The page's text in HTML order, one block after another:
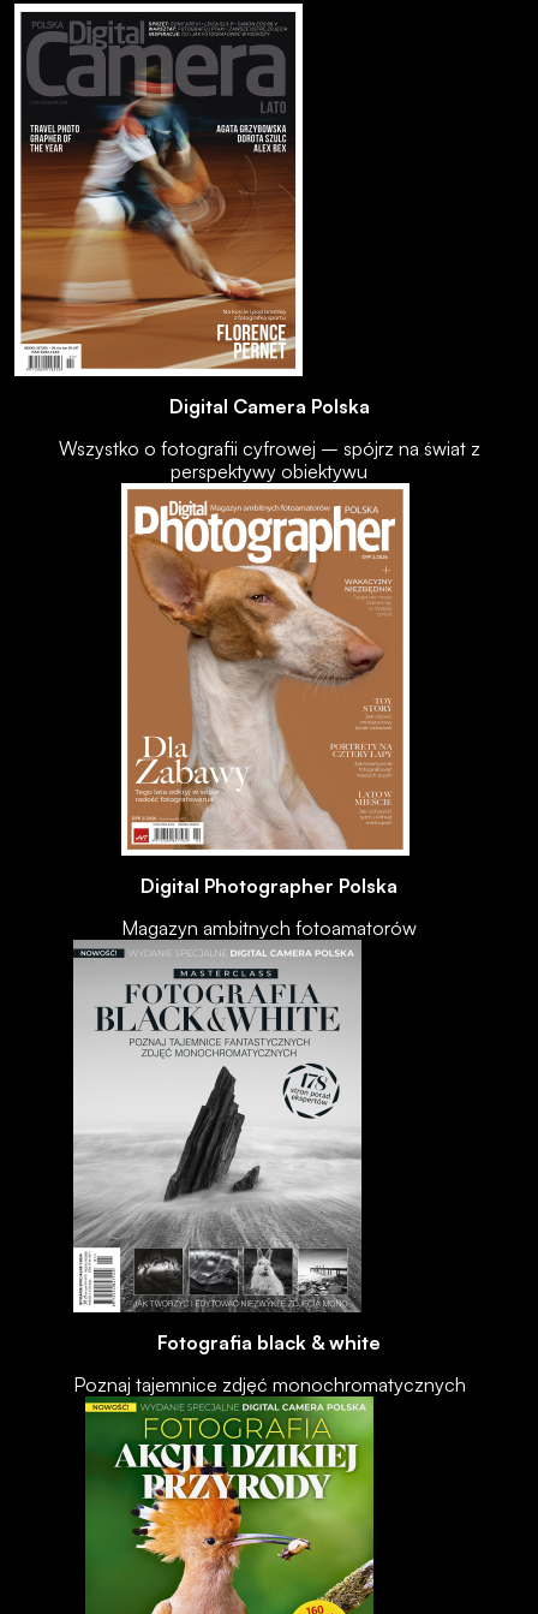
Digital Camera Polska
Wszystko o fotografii cyfrowej – spójrz na świat z
perspektywy obiektywu
Digital Photographer Polska
Magazyn ambitnych fotoamatorów
Fotografia black & white
Poznaj tajemnice zdjęć monochromatycznych